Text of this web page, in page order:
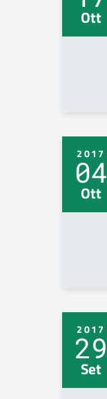
Ott
2017
04
Ott
2017
29
Set